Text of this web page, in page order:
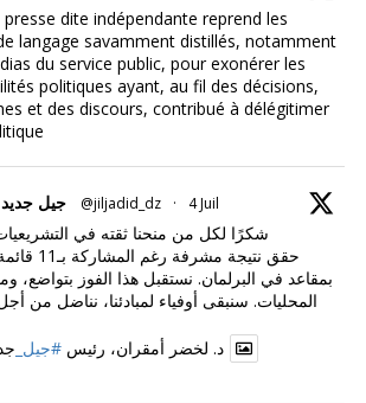
dite indépendante reprend les
langage savamment distillés, notamment
du service public, pour exonérer les
politiques ayant, au fil des décisions,
et des discours, contribué à délégitimer
Jil Jadid • جيل جديد @jiljadid_dz · 4 Juil
شكرًا لكل من منحنا ثقته في
حقق نتيجة
بمقاعد في البرلمان. نستقبل هذا الفوز بتواضع،
المحليات. سنبقى أوفياء لمبادئنا، نناضل من
د. لخضر أمقران، رئيس#جيل_